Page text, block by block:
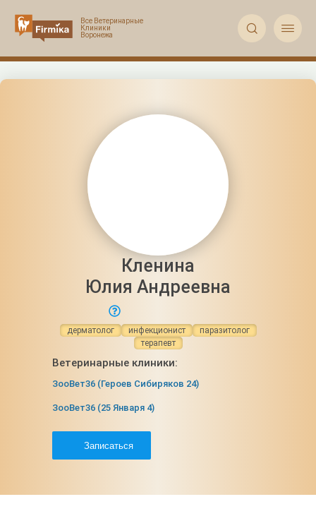
 
Кленина
Юлия Андреевна
дерматолог инфекционист
паразитолог
терапевт
Ветеринарные клиники:
ЗооВет36 (Героев Сибиряков 24)
ЗооВет36 (25 Января 4)
Записаться